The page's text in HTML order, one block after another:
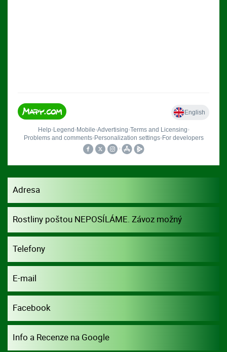
Adresa
Rostliny poštou NEPOSÍLÁME. Závoz možný
dohodou.
Telefony
E-mail
Facebook
Info a Recenze na Google